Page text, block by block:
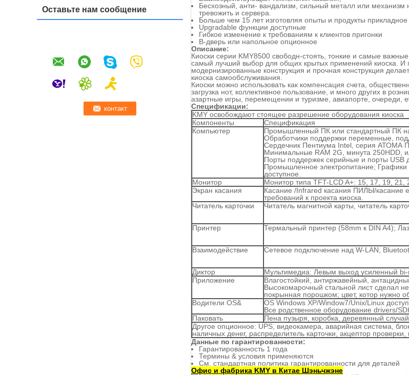
Оставьте нам сообщение
Бесхозный, анти- вандализм, сильный металл или
тревожить и сервера.
Больше чем 15 лет изготовляя опыты и продукты
Upgradable функции доступные
Гибкое изменение к требованиям к клиентов пригонки
В-дверь или напольное опционное
Описание:
Киоски серии KMY8500 свободн-стоять, тонкие и самые
самый лучший выбор для общих крытых применений киоска. И
модернизированные конструкция и прочная конструкция
киоска самообслуживания.
Киоски можно использовать как компенсация счета,
загрузка нот, коллективное пользование, и много других в
азартные игры, перемещении и туризме, авиапорте, очереди,
Спецификации:
KMY освобождают стоящее разрешение оборудования киоска
Компоненты
Спецификация
Компьютер
Промышленный ПК или стандартный ПК
Обработчики поддержки переменные,
Сердечник Пентиума Intel, серия АТОМА
Минимальные RAM 2G, минута 250HDD,
Порты поддержек серийные и порты USB
Промышленное электропитание; Графики
доступное.
Монитор
Монитор типа TFT-LCD A+: 15, 17, 19,
Экран касания
Касание /Infrared касания ПИЛЫ/касание
требований к проекта киоска.
Читатель карточки
Читатель магнитной карты, читатель
Принтер Термальный принтер (58mm к DIN A4);
Взаимодействие Сетевое подключение над W-LAN,
Диктор
Мультимедиа: Левым выход усиленный
Приложение
Влагостойкий, антиржавейный,
Высокомарочный стальной лист сделал
покрынная порошком; цвет, котор нужно
Водители OS&
OS Windows XP/Window7/Unix/Linux
Все родственное оборудование drivers/
Паковать
Пена пузыря, коробка, деревянный случай
Другое опционное: UPS, видеокамера, аварийная система,
наличных денег, распределитель карточки, акцептор
Данные по гарантированности:
Гарантированность 1 года
Термины & условия применяются
См. стандартная политика гарантированности для деталей
Офис и фабрика KMY в Китае Шэньчжэне